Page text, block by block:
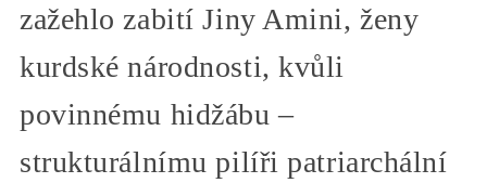
zažehlo zabití Jiny Amini, ženy
kurdské národnosti, kvůli
povinnému hidžábu –
strukturálnímu pilíři patriarchální